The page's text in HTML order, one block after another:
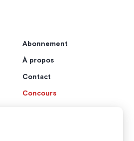
Abonnement
À propos
Contact
Concours